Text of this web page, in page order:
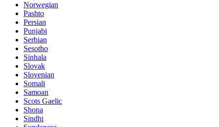
Norwegian
Pashto
Persian
Punjabi
Serbian
Sesotho
Sinhala
Slovak
Slovenian
Somali
Samoan
Scots Gaelic
Shona
Sindhi